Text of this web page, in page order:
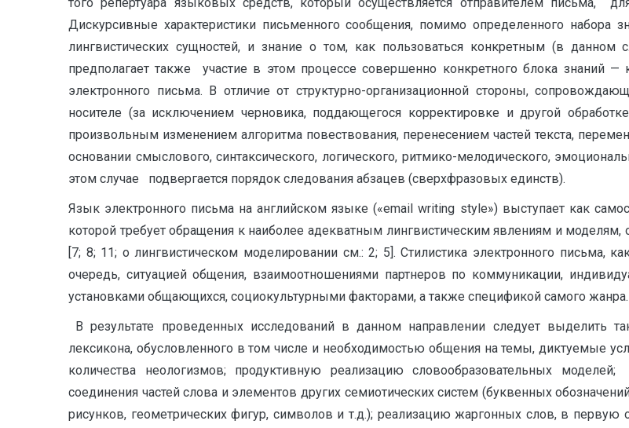
Дискурсивные характеристики письменного сообщения, помимо определенного
лингвистических сущностей, и знание о том, как пользоваться конкретным (в
предполагает также участие в этом процессе совершенно конкретного блока знаний
электронного письма. В отличие от структурно-организационной стороны,
носителе (за исключением черновика, поддающегося корректировке и другой
произвольным изменением алгоритма повествования, перенесением частей текста,
основании смыслового, синтаксического, логического, ритмико-мелодического,
этом случае подвергается порядок следования абзацев (сверхфразовых единств).
Язык электронного письма на английском языке («email writing style») выступает как
которой требует обращения к наиболее адекватным лингвистическим явлениям и
[7; 8; 11; о лингвистическом моделировании см.: 2; 5]. Стилистика электронного письма,
очередь, ситуацией общения, взаимоотношениями партнеров по коммуникации,
установками общающихся, социокультурными факторами, а также спецификой самого жанра.
В результате проведенных исследований в данном направлении следует выделить
лексикона, обусловленного в том числе и необходимостью общения на темы, диктуемые
количества неологизмов; продуктивную реализацию словообразовательных
соединения частей слова и элементов других семиотических систем (буквенных
рисунков, геометрических фигур, символов и т.д.); реализацию жаргонных слов, в первую